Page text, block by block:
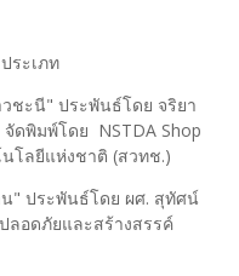
ระเภท
วชะนี" ประพันธ์โดย จริยา
ดพิมพ์โดย NSTDA Shop
โลยีแห่งชาติ (สวทช.)
น" ประพันธ์โดย ผศ. สุทัศน์
อดภัยและสร้างสรรค์